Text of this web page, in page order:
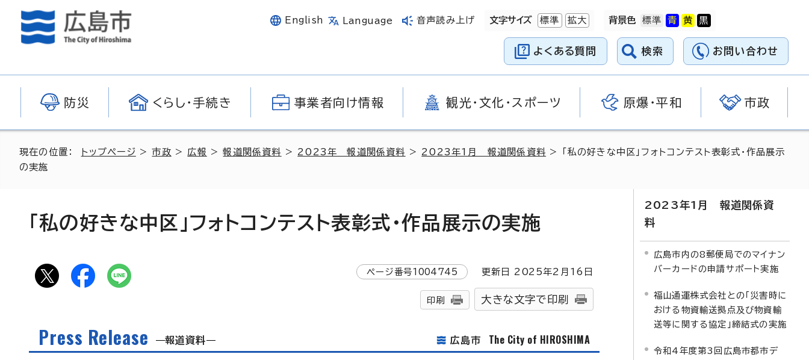
English Language 音声読み上げ 文字サイズ 標準 拡大 背景色
よくある質問 検索 お問い合わせ
防災 くらし・手続き 事業者向け情報 観光・文化・スポーツ 原爆・平和 市政
現在の位置： トップページ >市政 > 広報 >報道関係資料 > 2023年 報道関係資料 > 2023年1月 報道関係資料 > 「私の好きな中区」フォトコンテスト表彰式・作品展示
の実施
「私の好きな中区」フォトコンテスト表彰式・作品展示の実施
ページ番号1004745 更新日 2025年2月 16 日
印刷 大きな文字で印刷
Press Release 報道資料 広島市 The City of HIROSHIMA
2023年1月 報道関係資
料
広島市内の8郵便局でのマイナン
バーカードの申請サポート実施
福山通運株式会社との「災害時に
おける物資輸送拠点及び物資輸
送等に関する協定」締結式の実施
令和4年度第3回広島市都市デ